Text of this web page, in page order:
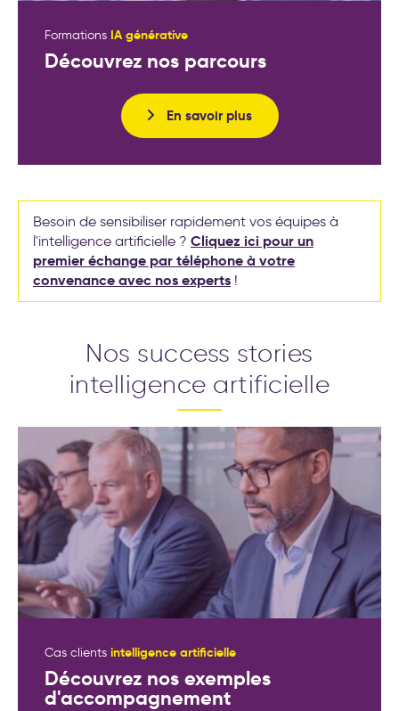
Formations IA générative
Découvrez nos parcours
En savoir plus
Besoin de sensibiliser rapidement vos équipes à
l'intelligence artificielle ? Cliquez ici pour un
premier échange par téléphone à votre
convenance avec nos experts !
Nos success stories
intelligence artificielle
Cas clients intelligence artificielle
Découvrez nos exemples
d'accompagnement